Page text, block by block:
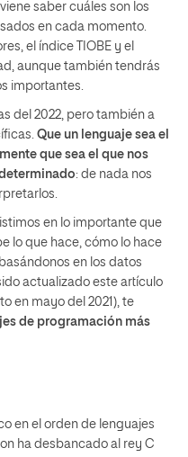
saber cuáles son los
en cada momento.
el índice TIOBE y el
aunque también tendrás
importantes.
del 2022, pero también a
Que un lenguaje sea el
que sea el que nos
: de nada nos
en lo importante que
lo que hace, cómo lo hace
en los datos
actualizado este artículo
en mayo del 2021), te
de programación más
en el orden de lenguajes
ha desbancado al rey C